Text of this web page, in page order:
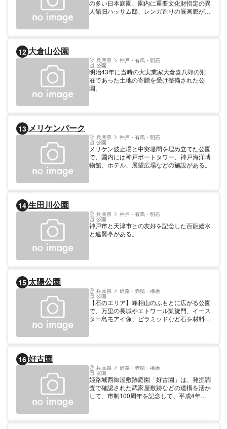
の多い日本庭園、園内に重要文化財指定の異
人館旧ハッサム邸、レンガ造りの厩画廊があ
12 大倉山公園
兵庫県 神戸・有馬・明石
公園
明治43年に当時の大実業家大倉喜八郎の別
荘であった土地の寄贈を受け整備された公
園。
13 メリケンパーク
兵庫県 神戸・有馬・明石
公園
メリケン波止場と中突堤間を埋め立てた公園
で、園内には神戸ポートタワー、神戸海洋博
物館、ホテル、展望広場などの施設がある。
14 生田川公園
兵庫県 神戸・有馬・明石
公園
神戸市と天津市との友好を記念した百龍嬉水
と連翼亭がある。
15 太陽公園
兵庫県 姫路・赤穂・播磨
公園
【石のエリア】峰相山のふもとに広がる公園
で、万里の長城やエトワール凱旋門、イース
ター島モアイ像、ピラミッドなど石を材料に
ノレールで上がれます。
16 好古園
兵庫県 姫路・赤穂・播磨
庭園
姫路城西御屋敷跡庭園「好古園」は、発掘調
査で確認された武家屋敷跡などの遺構を活か
して、市制100周年を記念して、平成4年に